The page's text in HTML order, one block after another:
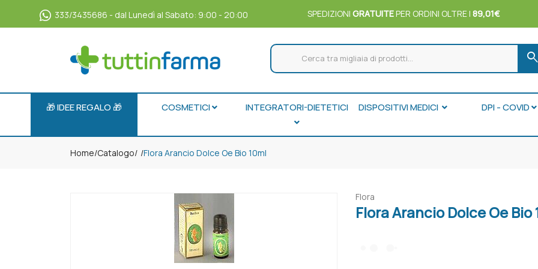
333/3435686 - dal Lunedì al Sabato: 9:00 - 20:00 SPEDIZIONI GRATUITEPER ORDINI OLTRE I 89,01€
search
🎁 IDEE REGALO 🎁 COSMETICI INTEGRATORI-DIETETICI DISPOSITIVI MEDICI DPI - COVID
Home Catalogo/ Flora Arancio Dolce Oe Bio 10ml
Flora
Flora Arancio Dolce Oe Bio